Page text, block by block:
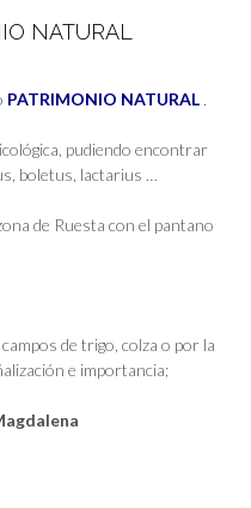
NATURAL
PATRIMONIO NATURAL .
pudiendo encontrar
boletus, lactarius …
de Ruesta con el pantano
de trigo, colza o por la
e importancia;